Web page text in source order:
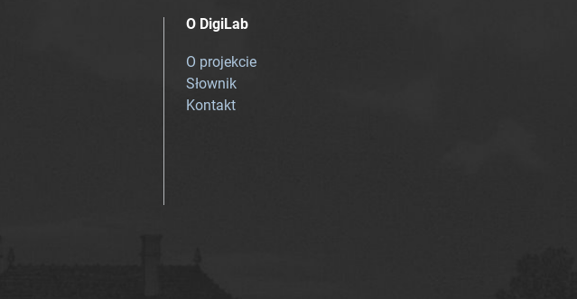
O DigiLab
O projekcie
Słownik
Kontakt